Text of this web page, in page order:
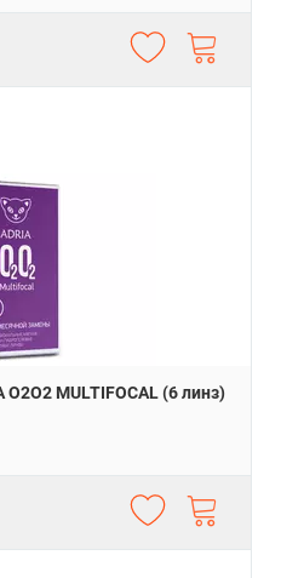
MULTIFOCAL (6 линз)